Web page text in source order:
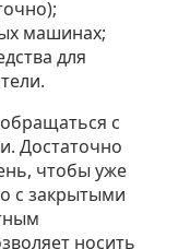
машинах;
для
с
Достаточно
чтобы уже
с закрытыми
носить